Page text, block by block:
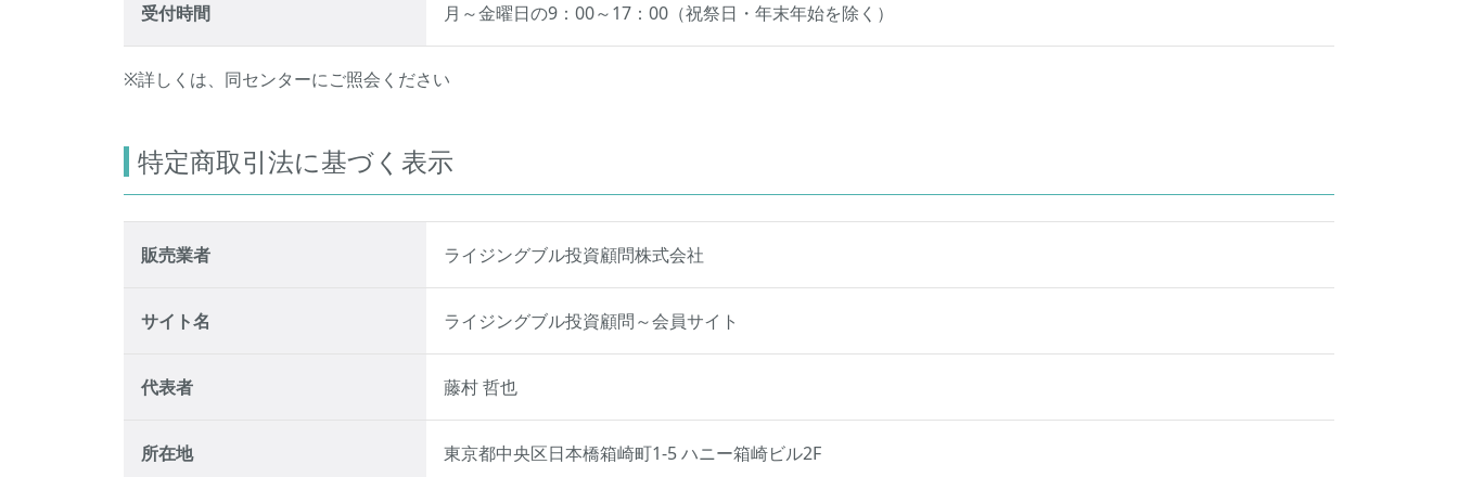
受付時間 月～金曜日の9：00～17：00（祝祭日・年末年始を除く）
※詳しくは、同センターにご照会ください
特定商取引法に基づく表示
販売業者 ライジングブル投資顧問株式会社
サイト名 ライジングブル投資顧問～会員サイト
代表者 藤村 哲也
所在地 東京都中央区日本橋箱崎町1-5 ハニー箱崎ビル2F